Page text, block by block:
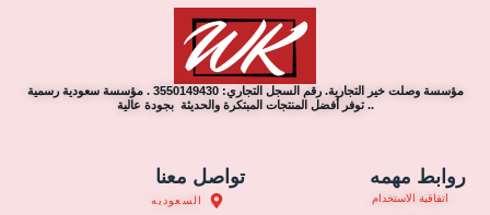
مؤسسة وصلت خير التجارية. رقم السجل التجاري: 3550149430 . مؤسسة سعودية رسمية
.. توفر أفضل المنتجات المبتكرة والحديثة بجودة عالية
روابط مهمه
اتفاقية الاستخدام
تواصل معنا
السعوديه